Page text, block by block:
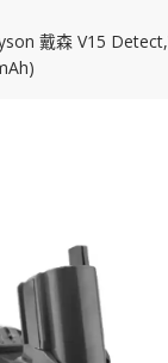
戴森 V15